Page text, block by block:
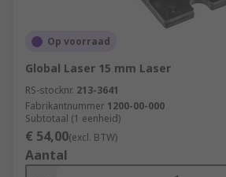
Op voorraad
Global Laser 15 mm Laser
RS-stocknr. 213-3641
Fabrikantnummer 1200-00-000
Subtotaal (1 eenheid)
€ 54,00(excl. BTW)
Aantal